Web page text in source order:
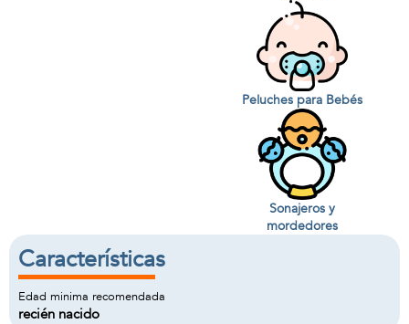
Peluches para Bebés
Sonajeros y
mordedores
Características
Edad minima recomendada
recién nacido